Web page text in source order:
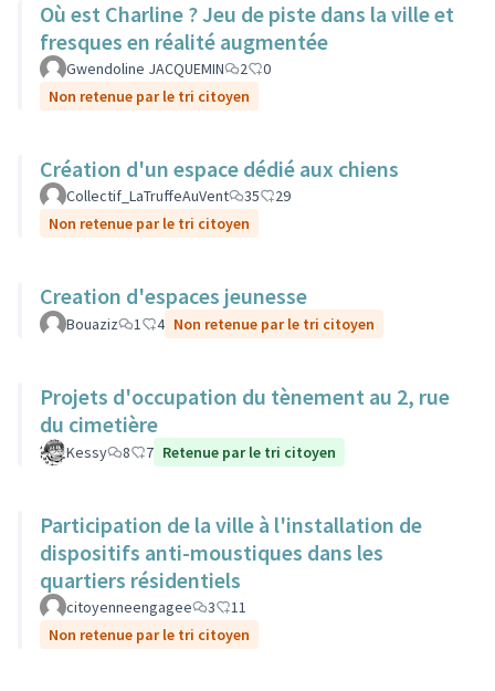
Où est Charline ? Jeu de piste dans la ville et
fresques en réalité augmentée
Gwendoline JACQUEMIN 2
0
Non retenue par le tri citoyen
Création d'un espace dédié aux chiens
Collectif_LaTruffeAuVent 35
29
Non retenue par le tri citoyen
Creation d'espaces jeunesse
Bouaziz 1 4 Non retenue par le tri citoyen
Projets d'occupation du tènement au 2, rue
du cimetière
Kessy 8 7 Retenue par le tri citoyen
Participation de la ville à l'installation de
dispositifs anti-moustiques dans les
quartiers résidentiels
citoyenneengagee 3
11
Non retenue par le tri citoyen